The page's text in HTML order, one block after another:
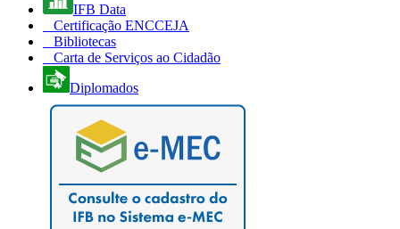
IFB Data
Certificação ENCCEJA
Bibliotecas
Carta de Serviços ao Cidadão
Diplomados